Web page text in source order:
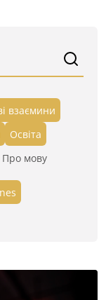
взаємини
Освіта
Про мову